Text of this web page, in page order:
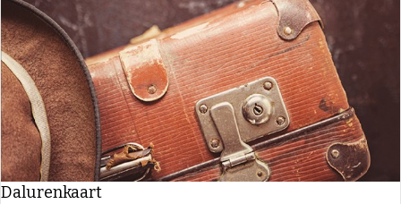
Dalurenkaart